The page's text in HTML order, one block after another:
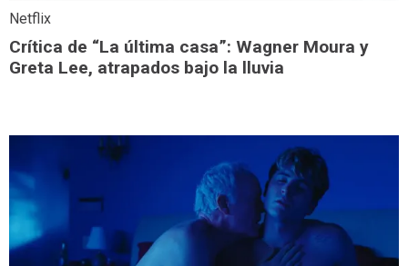
Netflix
Crítica de “La última casa”: Wagner Moura y
Greta Lee, atrapados bajo la lluvia